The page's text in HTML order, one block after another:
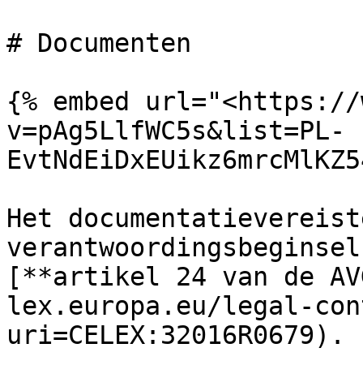
# Documenten
{% embed url="<https://
v=pAg5LlfWC5s&list=PL-
Het
[**artikel 24 van de
lex.europa.eu/legal-
uri=CELEX:32016R0679).